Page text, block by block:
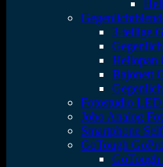
3-teilige
Heliopan
Bajonett
Fotostudio LED
Jobo Analog
Smartphone
GoTough